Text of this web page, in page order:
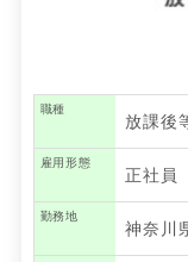
職種
放課後
雇用形態
正社員
勤務地
神奈川